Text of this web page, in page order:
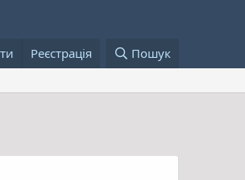
Реєстрація Пошук